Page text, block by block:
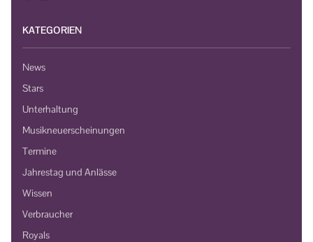
KATEGORIEN
News
Stars
Unterhaltung
Musikneuerscheinungen
Termine
Jahrestag und Anlässe
Wissen
Verbraucher
Royals